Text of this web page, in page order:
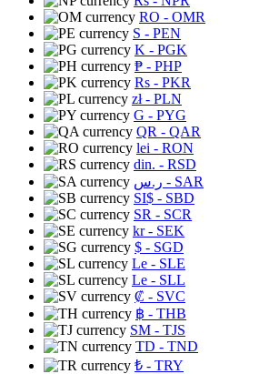
RO - OMR
S - PEN
K - PGK
₱ - PHP
Rs - PKR
zł- PLN
G - PYG
QR - QAR
lei - RON
din. - RSD
ر.س - SAR
SI$ - SBD
SR - SCR
kr- SEK
$ - SGD
Le - SLE
Le - SLL
₡ - SVC
฿ - THB
ЅМ - TJS
TD - TND
₺ - TRY